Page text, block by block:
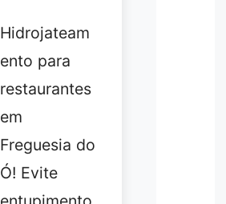
Hidrojateam
ento para
restaurantes
em
Freguesia do
Ó! Evite